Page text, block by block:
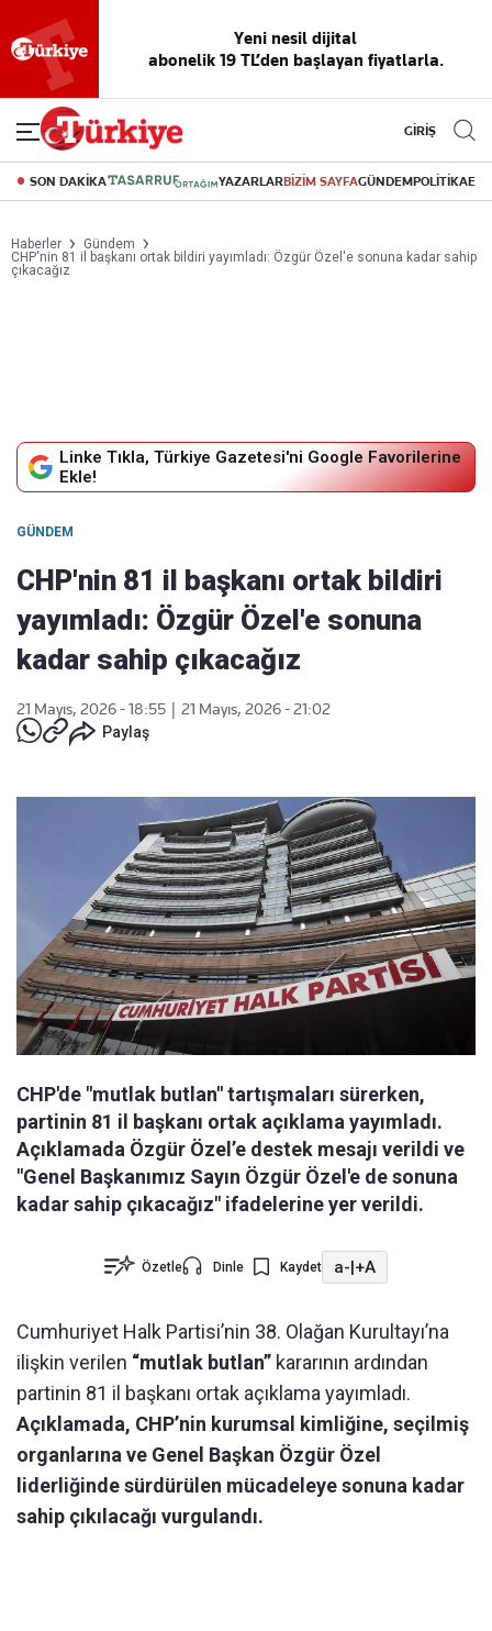
Yeni nesil dijital
abonelik 19 TL’den başlayan fiyatlarla.
GİRİŞ
SON DAKİKA YAZARLARBİZİM SAYFAGÜNDEMPOLİTİKA
Haberler
Gündem
CHP'nin 81 il başkanı ortak bildiri yayımladı: Özgür Özel'e sonuna kadar sahip
çıkacağız
Linke Tıkla, Türkiye Gazetesi'ni Google Favorilerine
Ekle!
GÜNDEM
CHP'nin 81 il başkanı ortak bildiri
yayımladı: Özgür Özel'e sonuna
kadar sahip çıkacağız
21 Mayıs, 2026 - 18:55
21 Mayıs, 2026 - 21:02
Paylaş
CHP'de "mutlak butlan" tartışmaları sürerken,
partinin 81 il başkanı ortak açıklama yayımladı.
Açıklamada Özgür Özel’e destek mesajı verildi ve
"Genel Başkanımız Sayın Özgür Özel'e de sonuna
kadar sahip çıkacağız" ifadelerine yer verildi.
Özetle Dinle Kaydet a-|+A
Cumhuriyet Halk Partisi’nin 38. Olağan Kurultayı’na
ilişkin verilen “mutlak butlan” kararının ardından
partinin 81 il başkanı ortak açıklama yayımladı.
Açıklamada, CHP’nin kurumsal kimliğine, seçilmiş
organlarına ve Genel Başkan Özgür Özel
liderliğinde sürdürülen mücadeleye sonuna kadar
sahip çıkılacağı vurgulandı.